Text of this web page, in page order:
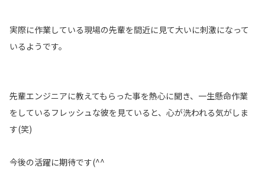
実際に作業している現場の先輩を間近に見て大いに刺激になって
いるようです。
先輩エンジニアに教えてもらった事を熱心に聞き、一生懸命作業
をしているフレッシュな彼を見ていると、心が洗われる気がしま
す(笑)
今後の活躍に期待です(^^